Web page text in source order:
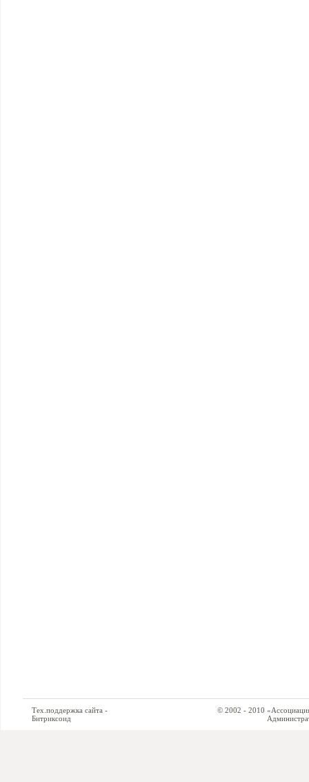
Тех.поддержка сайта -
Битриксоид
© 2002 - 2010 «Ассоциация